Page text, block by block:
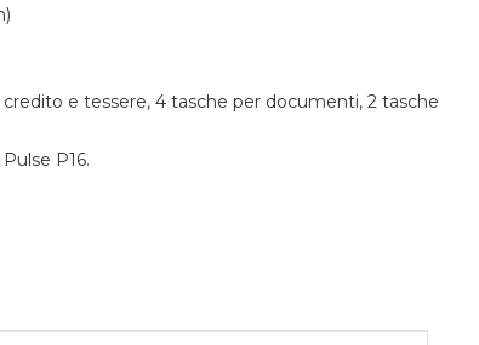
e tessere, 4 tasche per documenti, 2 tasche
P16.